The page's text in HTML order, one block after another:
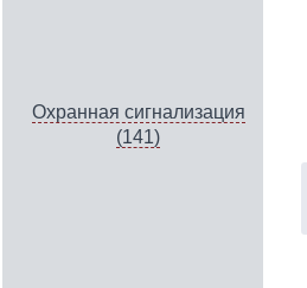
Охранная сигнализация
(141)